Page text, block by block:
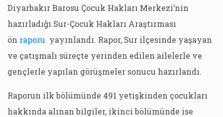
Diyarbakır Barosu Çocuk Hakları Merkezi’nin
hazırladığı Sur-Çocuk Hakları Araştırması
ön raporu yayınlandı. Rapor, Sur ilçesinde yaşayan
ve çatışmalı süreçte yerinden edilen ailelerle ve
gençlerle yapılan görüşmeler sonucu hazırlandı.
Raporun ilk bölümünde 491 yetişkinden çocukları
hakkında alınan bilgiler, ikinci bölümünde ise